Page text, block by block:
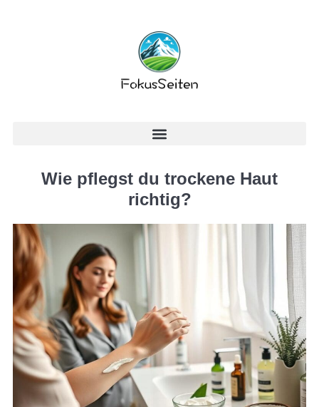
Wie pflegst du trockene Haut
richtig?